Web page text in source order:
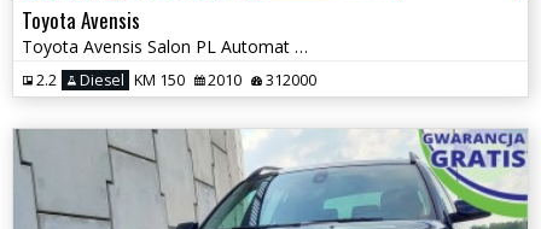
Toyota Avensis
Toyota Avensis Salon PL Automat Xenon Kyless GO ZAMIANA GWARANCJA!
2.2 Diesel KM 150 2010 312000